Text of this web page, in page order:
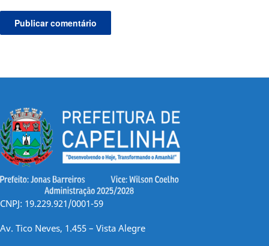
CNPJ: 19.229.921/0001-59
Av. Tico Neves, 1.455 – Vista Alegre